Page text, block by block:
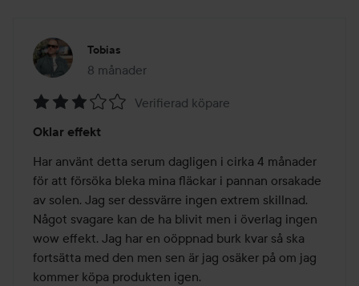
Tobias
8 månader
Inlägget skapades 8 månader
3
av
5
Verifierad köpare
Oklar effekt
Har använt detta serum dagligen i cirka 4 månader
för att försöka bleka mina fläckar i pannan orsakade
av solen. Jag ser dessvärre ingen extrem skillnad.
Något svagare kan de ha blivit men i överlag ingen
wow effekt. Jag har en oöppnad burk kvar så ska
fortsätta med den men sen är jag osäker på om jag
kommer köpa produkten igen.